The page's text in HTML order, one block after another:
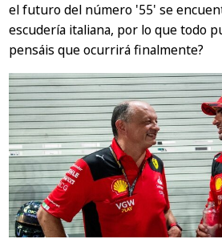
el futuro del número '55' se
escudería italiana, por lo que todo
pensáis que ocurrirá finalmente?